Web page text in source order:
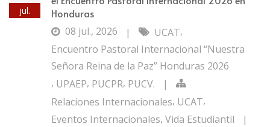
jul.
Honduras
08 jul., 2026
| UCAT,
Encuentro Pastoral Internacional “Nuestra
Señora Reina de la Paz” Honduras 2026
, UPAEP, PUCPR, PUCV.
|
Relaciones Internacionales, UCAT,
Eventos Internacionales, Vida Estudiantil
|